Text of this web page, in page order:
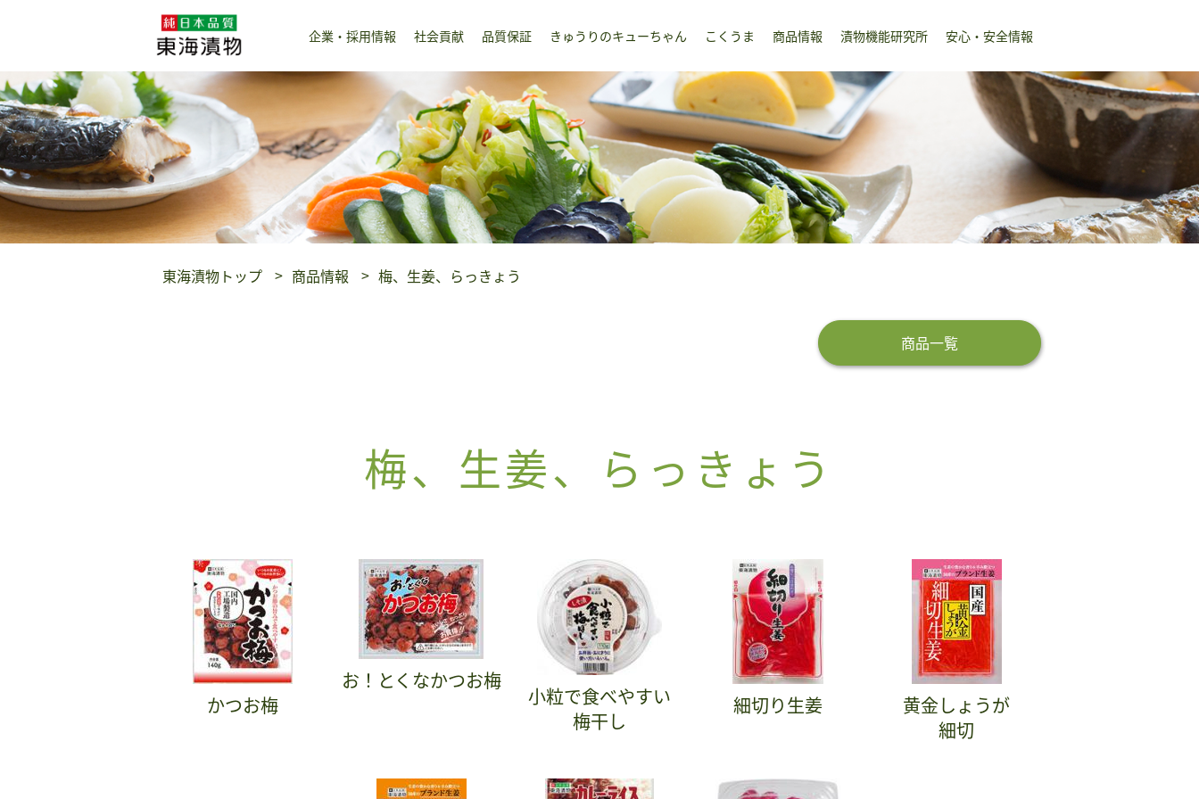
企業・採用情報 社会貢献 品質保証 きゅうりのキューちゃん こくうま 商品情報 漬物機能研究所 安心・安全情報
東海漬物トップ 商品情報 梅、生姜、らっきょう
商品一覧
梅、生姜、らっきょう
かつお梅
お！とくなかつお梅
小粒で食べやすい
梅干し
細切り生姜
黄金しょうが
細切